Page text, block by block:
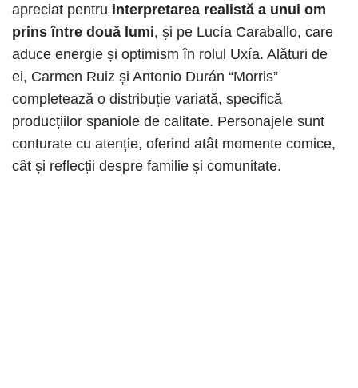
apreciat pentru interpretarea realistă a unui om
prins între două lumi, și pe Lucía Caraballo, care
aduce energie și optimism în rolul Uxía. Alături de
ei, Carmen Ruiz și Antonio Durán “Morris”
completează o distribuție variată, specifică
producțiilor spaniole de calitate. Personajele sunt
conturate cu atenție, oferind atât momente comice,
cât și reflecții despre familie și comunitate.